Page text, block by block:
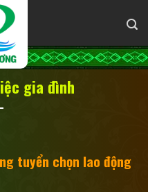
gia đình
tuyển chọn lao động